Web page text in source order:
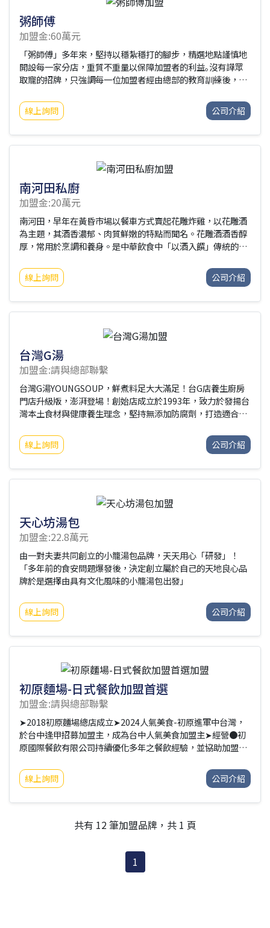
粥師傅
加盟金:60萬元
「粥師傅」多年來，堅持以穩紮穩打的腳步，精選地點謹慎地
開設每一家分店，重質不重量以保障加盟者的利益｡沒有譁眾
取寵的招牌，只強調每一位加盟者經由總部的教育訓練後，為
作為價格區別。更是第一家，也是唯一的一家投保產品責任險
的粥品連鎖品牌，展現誠信負責的態度！
線上詢問 公司介紹
南河田私廚
加盟金:20萬元
南河田，早年在黃昏市場以餐車方式賣起花雕炸雞，以花雕酒
為主題，其酒香濃郁、肉質鮮嫩的特點而聞名。花雕酒酒香醇
厚，常用於烹調和養身。是中華飲食中「以酒入饌」傳統的典
檔宴客菜，在歷經文化的演變，進而衍生現代新創「花雕香酥
雞」，古法新作，一遍香如一遍。※本公司附有炸雞餐車加盟,
線上詢問 公司介紹
台灣G湯
加盟金:請與總部聯繫
台灣G湯YOUNGSOUP，鮮煮料足大大滿足！台G店養生廚房
門店升級版，澎湃登場！創始店成立於1993年，致力於發揚台
灣本土食材與健康養生理念，堅持無添加防腐劑，打造適合全
食是台灣G湯的經營理念，目標成為大家的健康養生灶咖，用
最有溫度的料理心情，烹飪最暖心暖味給每位家人，以湯為
線上詢問 公司介紹
天心坊湯包
加盟金:22.8萬元
由一對夫妻共同創立的小籠湯包品牌，天天用心「研發」！
「多年前的食安問題爆發後，決定創立屬於自己的天地良心品
牌於是選擇由具有文化風味的小籠湯包出發」
線上詢問 公司介紹
初原麵場-日式餐飲加盟首選
加盟金:請與總部聯繫
➤2018初原麵場總店成立➤2024人氣美食-初原進軍中台灣，
於台中逢甲招募加盟主，成為台中人氣美食加盟主➤經營●初
原國際餐飲有限公司持續優化多年之餐飲經驗，並協助加盟主
府、木曜4超玩、那山那谷等業界聯名，共創更佳的經濟效
益。●初原麵場的專業經營團隊，帶領加盟主挺過艱難的疫情
南部的饕客們帶來美味可口的拉麵。➤團隊●於初原國際總部
專業人才，擅長於日式餐點的創新研發，結合室內情境空間規
線上詢問 公司介紹
共有 12 筆加盟品牌，共 1 頁
1